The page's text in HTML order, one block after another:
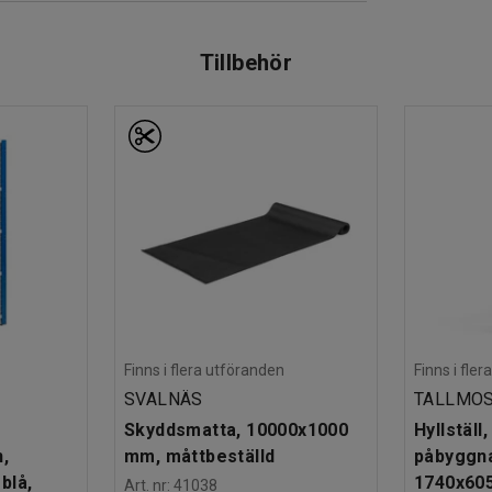
kan denna lagerhylla byggas på med en
och andra smarta tillbehör för en
Tillbehör
Finns i flera utföranden
SVALNÄS
Skyddsmatta, 10000x1000
mm, måttbeställd
Art. nr: 41038
Finns i
Hyllställ,